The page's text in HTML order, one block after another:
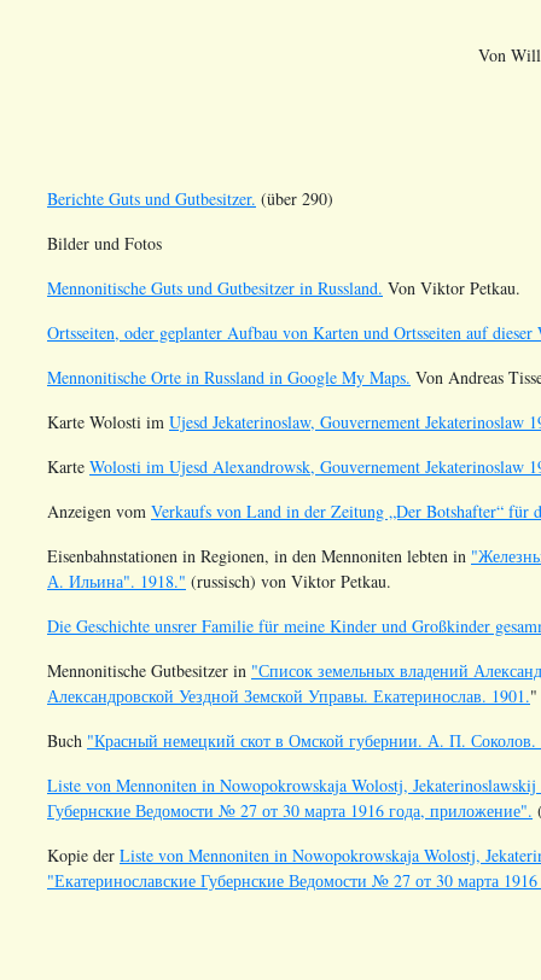
Von
Berichte Guts und Gutbesitzer. (über 290)
Bilder und Fotos
Mennonitische Guts und Gutbesitzer in Russland. Von Viktor Petkau.
Ortsseiten, oder geplanter Aufbau von Karten und Ortsseiten auf dieser
Mennonitische Orte in Russland in Google My Maps. Von Andreas
Karte Wolosti im Ujesd Jekaterinoslaw, Gouvernement Jekaterinoslaw
Karte Wolosti im Ujesd Alexandrowsk, Gouvernement Jekaterinoslaw
Anzeigen vom Verkaufs von Land in der Zeitung „Der Botshafter“ für
Eisenbahnstationen in Regionen, in den Mennoniten lebten in
А. Ильина". 1918." (russisch) von Viktor Petkau.
Die Geschichte unsrer Familie für meine Kinder und Großkinder
Mennonitische Gutbesitzer in "Список земельных владений
Александровской Уездной Земской Управы. Екатеринослав. 1901."
Buch "Красный немецкий скот в Омской губернии. А. П.
Liste von Mennoniten in Nowopokrowskaja Wolostj,
Губернские Ведомости № 27 от 30 марта 1916 года, приложение".
Kopie der Liste von Mennoniten in Nowopokrowskaja Wolostj,
"Екатеринославские Губернские Ведомости № 27 от 30 марта